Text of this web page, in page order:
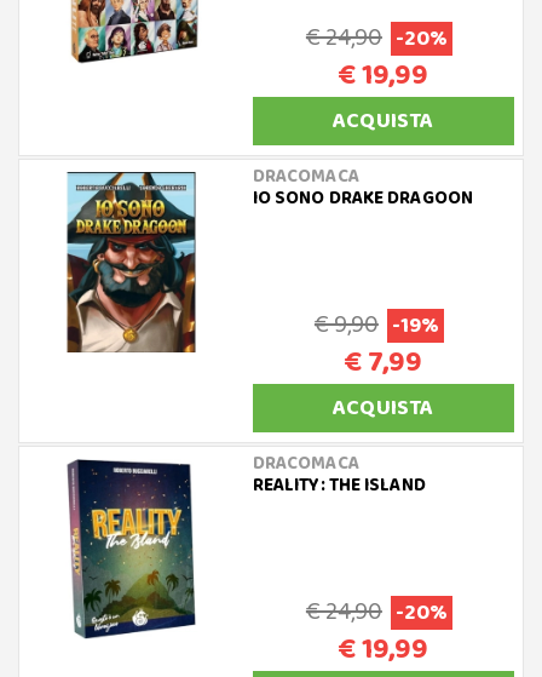
€ 24,90 -20%
€ 19,99
ACQUISTA
DRACOMACA
IO SONO DRAKE DRAGOON
€ 9,90 -19%
€ 7,99
ACQUISTA
DRACOMACA
REALITY: THE ISLAND
€ 24,90 -20%
€ 19,99